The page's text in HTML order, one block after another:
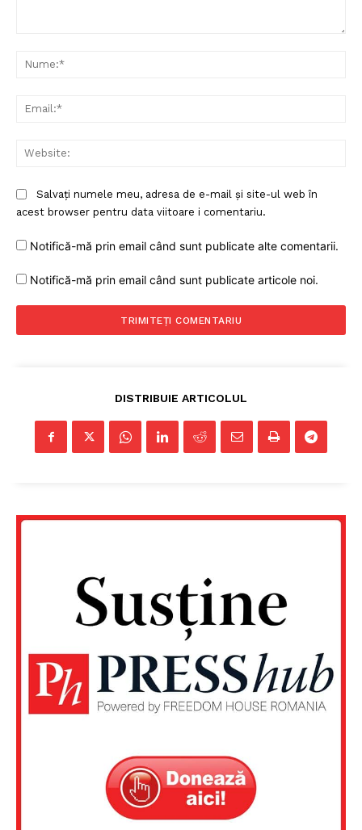
Salvați numele meu, adresa de e-mail și site-ul web în
acest browser pentru data viitoare i comentariu.
Notifică-mă prin email când sunt publicate alte comentarii.
Notifică-mă prin email când sunt publicate articole noi.
DISTRIBUIE ARTICOLUL